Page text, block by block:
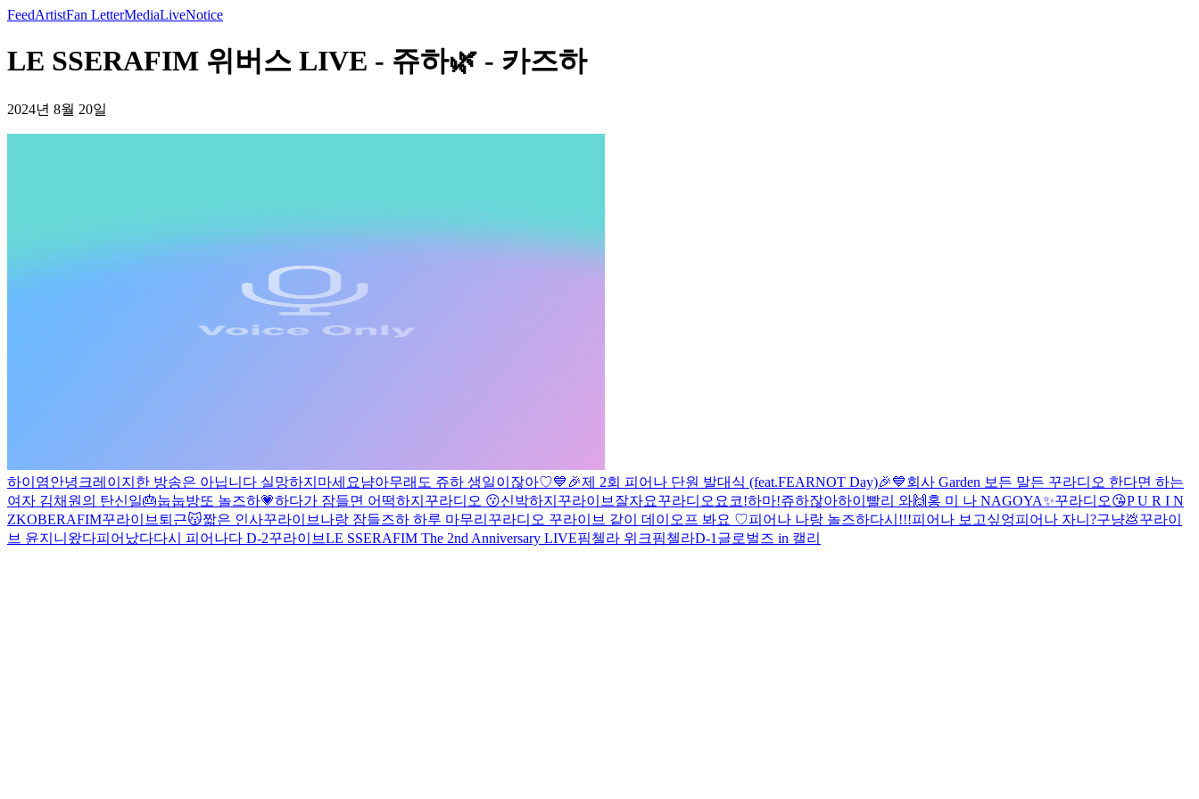
FeedArtistFan LetterMediaLiveNotice
LE SSERAFIM 위버스 LIVE - 쥬하🌿 - 카즈하
2024년 8월 20일
하이염안녕 크레이지한 방송은 아닙니다 실망하지마세요냠아무래도 쥬하 생일이잖아♡💙🎉제 2회 피어나 단원 발대식 (feat.FEARNOT Day)🎉💙회사 Garden 보든 말든 꾸라디오 한다면 하는
여자 김채원의 탄신일🎂눕눕방또 놀즈하💗하다가 잠들면 어떡하지 꾸라디오 😗신박하지 꾸라이브 잘자요꾸라디오 요코!하마!쥬하잖아하이 빨리 와🙌 홍 미 나 NAGOYA✨️꾸라디오😘P U R I N
ZKOBERAFIM꾸라이브 퇴근😽짧은 인사꾸라이브 나랑 잠들즈하 하루 마무리 꾸라디오 꾸라이브 같이 데이오프 봐요 ♡피어나 나랑 놀즈하다시!!!피어나 보고싶엉피어나 자니?구냥💩꾸라이
브 윤지니왔다피어났다다시 피어나다 D-2꾸라이브LE SSERAFIM The 2nd Anniversary LIVE핌첼라 위크핌첼라D-1 글로벌즈 in 캘리